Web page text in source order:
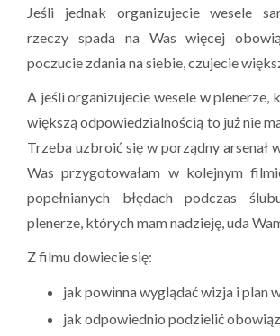
Jeśli jednak organizujecie wesele
rzeczy spada na Was więcej
poczucie zdania na siebie, czujecie
A jeśli organizujecie wesele w plenerze,
większą odpowiedzialnością to już nie
Trzeba uzbroić się w porządny arsenał
Was przygotowałam w kolejnym
popełnianych błędach podczas
plenerze, których mam nadzieję, uda
Z filmu dowiecie się:
jak powinna wyglądać wizja i plan
jak odpowiednio podzielić